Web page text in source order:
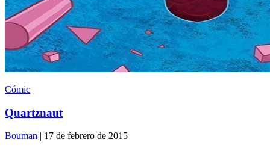
Cómic
Quartznaut
Bouman | 17 de febrero de 2015